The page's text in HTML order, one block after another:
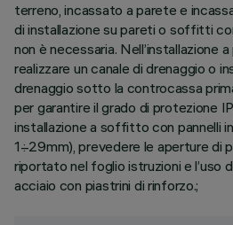
terreno, incassato a parete e
di installazione su pareti o soffitti
non è necessaria. Nell’installazione
realizzare un canale di drenaggio o
drenaggio sotto la controcassa
per garantire il grado di protezione
installazione a soffitto con pannelli
1÷29mm), prevedere le aperture di
riportato nel foglio istruzioni e l’uso
acciaio con piastrini di rinforzo.;